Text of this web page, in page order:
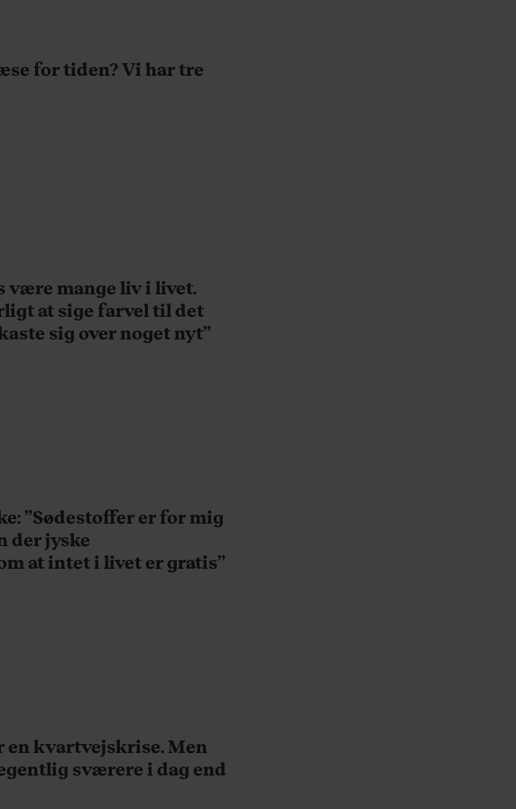
for tiden? Vi har tre
være mange liv i livet.
at sige farvel til det
sig over noget nyt”
”Sødestoffer er for mig
der jyske
at intet i livet er gratis”
en kvartvejskrise. Men
sværere i dag end